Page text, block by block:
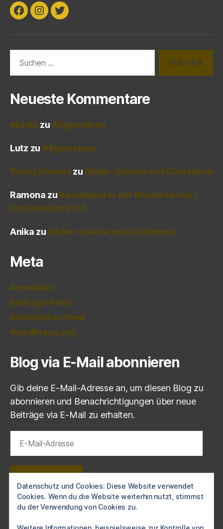
Facebook
Instagram
Twitter
nach:
Neueste Kommentare
Martin zu Allgemeines
Lutz zu Allgemeines
Ronny Kienertzu Bilder-Galerie und Gästebuch
Ramona zu Kinoabend in der Klosterkirche /
Drachenfest 2015
Anika zu Bilder-Galerie und Gästebuch
Meta
Anmelden
Eintrags-Feed
Kommentar-Feed
WordPress.org
Blog via E-Mail abonnieren
Gib deine E-Mail-Adresse an, um diesen Blog zu
abonnieren und Benachrichtigungen über neue
Beiträge via E-Mail zu erhalten.
Mail-
Schließe dich 1 anderen Abonnenten an
Datenschutz und Cookies: Diese Website verwendet
Cookies. Wenn du die Website weiterhin nutzt, stimmst
du der Verwendung von Cookies zu.